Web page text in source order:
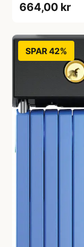
664,00 kr
SPAR 42%